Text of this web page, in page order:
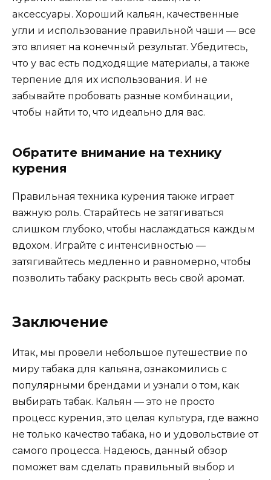
аксессуары. Хороший кальян, качественные
угли и использование правильной чаши — все
это влияет на конечный результат. Убедитесь,
что у вас есть подходящие материалы, а также
терпение для их использования. И не
забывайте пробовать разные комбинации,
чтобы найти то, что идеально для вас.
Обратите внимание на технику
курения
Правильная техника курения также играет
важную роль. Старайтесь не затягиваться
слишком глубоко, чтобы наслаждаться каждым
вдохом. Играйте с интенсивностью —
затягивайтесь медленно и равномерно, чтобы
позволить табаку раскрыть весь свой аромат.
Заключение
Итак, мы провели небольшое путешествие по
миру табака для кальяна, ознакомились с
популярными брендами и узнали о том, как
выбирать табак. Кальян — это не просто
процесс курения, это целая культура, где важно
не только качество табака, но и удовольствие от
самого процесса. Надеюсь, данный обзор
поможет вам сделать правильный выбор и